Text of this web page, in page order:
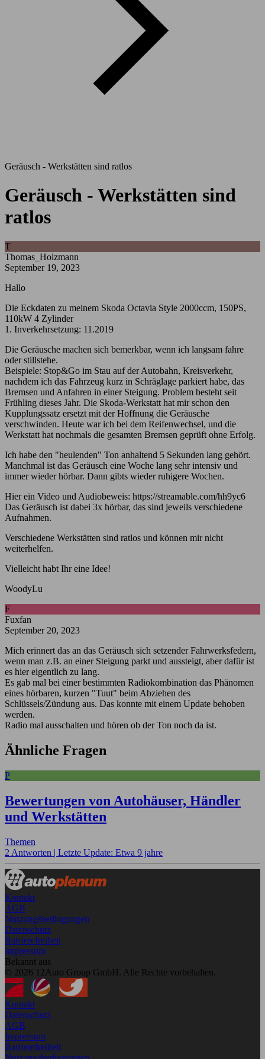
Geräusch - Werkstätten sind ratlos
Geräusch - Werkstätten sind
ratlos
T
Thomas_Holzmann
September 19, 2023
Hallo
Die Eckdaten zu meinem Skoda Octavia Style 2000ccm, 150PS,
110kW 4 Zylinder
1. Inverkehrsetzung: 11.2019
Die Geräusche machen sich bemerkbar, wenn ich langsam fahre
oder stillstehe.
Beispiele: Stop&Go im Stau auf der Autobahn, Kreisverkehr,
nachdem ich das Fahrzeug kurz in Schräglage parkiert habe, das
Bremsen und Anfahren in einer Steigung. Problem besteht seit
Frühling dieses Jahr. Die Skoda-Werkstatt hat mir schon den
Kupplungssatz ersetzt mit der Hoffnung die Geräusche
verschwinden. Heute war ich bei dem Reifenwechsel, und die
Werkstatt hat nochmals die gesamten Bremsen geprüft ohne Erfolg.
Ich habe den "heulenden" Ton anhaltend 5 Sekunden lang gehört.
Manchmal ist das Geräusch eine Woche lang sehr intensiv und
immer wieder hörbar. Dann gibts wieder ruhigere Wochen.
Hier ein Video und Audiobeweis: https://streamable.com/hh9yc6
Das Geräusch ist dabei 3x hörbar, das sind jeweils verschiedene
Aufnahmen.
Verschiedene Werkstätten sind ratlos und können mir nicht
weiterhelfen.
Vielleicht habt Ihr eine Idee!
WoodyLu
F
Fuxfan
September 20, 2023
Mich erinnert das an das Geräusch sich setzender Fahrwerksfedern,
wenn man z.B. an einer Steigung parkt und aussteigt, aber dafür ist
es hier eigentlich zu lang.
Es gab mal bei einer bestimmten Radiokombination das Phänomen
eines hörbaren, kurzen "Tuut" beim Abziehen des
Schlüssels/Zündung aus. Das konnte mit einem Update behoben
werden.
Radio mal ausschalten und hören ob der Ton noch da ist.
Ähnliche Fragen
P
Bewertungen von Autohäuser, Händler
und Werkstätten
Themen
2 Antworten | Letzte Update: Etwa 9 jahre
Kontakt
AGB
Nutzungsbedingungen
Datenschutz
Barrierefreiheit
Impressum
Bekannt aus
© 2026 12Auto Group GmbH. Alle Rechte vorbehalten.
Kontakt
Datenschutz
AGB
Impressum
Barrierefreiheit